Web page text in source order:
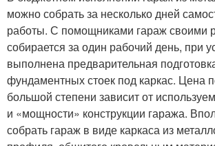
можно собрать за несколько дней
работы. С помощниками гараж своими
собирается за один рабочий день, при
выполнена предварительная
фундаментных стоек под каркас. Цена
большой степени зависит от
и «мощности» конструкции гаража.
собрать гараж в виде каркаса из